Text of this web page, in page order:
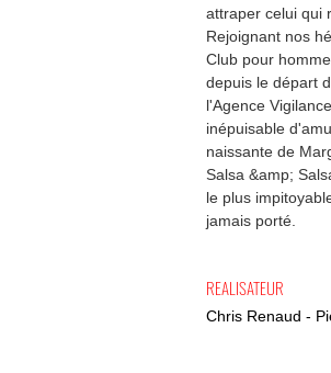
attraper celui qui
Rejoignant nos
Club pour
depuis le départ
l'Agence
inépuisable
naissante de
Salsa &amp;
le plus
jamais porté.
REALISATEUR
Chris Renaud -